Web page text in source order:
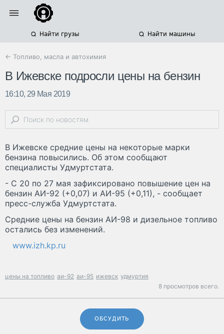
Найти грузы Найти машины
← Топливо, масла и автохимия
В Ижевске подросли цены на бензин
16:10, 29 Мая 2019
В Ижевске средние цены на некоторые марки
бензина повысились. Об этом сообщают
специалисты Удмуртстата.
- С 20 по 27 мая зафиксировано повышение цен на
бензин АИ-92 (+0,07) и АИ-95 (+0,11), - сообщает
пресс-служба Удмуртстата.
Средние цены на бензин АИ-98 и дизельное топливо
остались без изменений.
www.izh.kp.ru
цены на топливо аи-92 аи-95 ижевск удмуртия
8 просмотров всего.
ОБСУДИТЬ